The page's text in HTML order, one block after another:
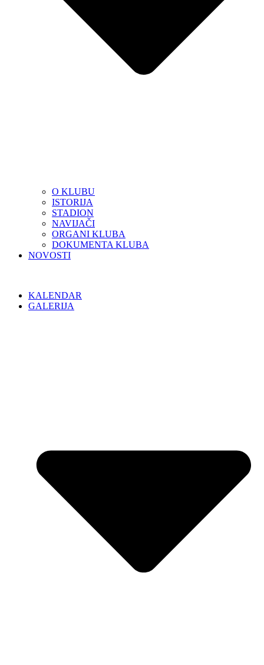
O KLUBU
ISTORIJA
STADION
NAVIJAČI
ORGANI KLUBA
DOKUMENTA KLUBA
NOVOSTI
KALENDAR
GALERIJA